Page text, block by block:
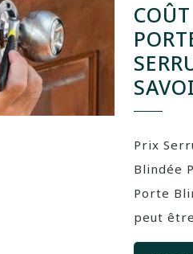
Prix
Blindée
Porte
peut